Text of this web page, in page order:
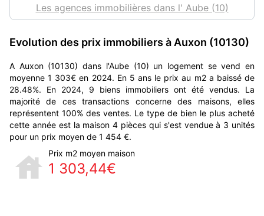
Les agences immobilières dans l' Aube (10)
Evolution des prix immobiliers à Auxon (10130)
A Auxon (10130) dans l'Aube (10) un logement se vend en
moyenne 1 303€ en 2024. En 5 ans le prix au m2 a baissé de
28.48%. En 2024, 9 biens immobiliers ont été vendus. La
majorité de ces transactions concerne des maisons, elles
représentent 100% des ventes. Le type de bien le plus acheté
cette année est la maison 4 pièces qui s'est vendue à 3 unités
pour un prix moyen de 1 454 €.
Prix m2 moyen maison
1 303,44€